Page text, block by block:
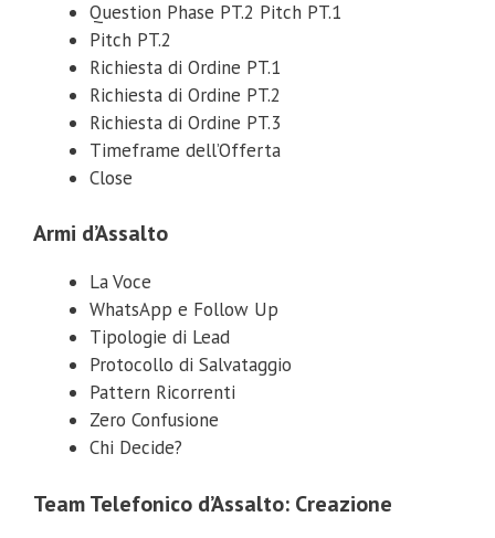
Question Phase PT.2 Pitch PT.1
Pitch PT.2
Richiesta di Ordine PT.1
Richiesta di Ordine PT.2
Richiesta di Ordine PT.3
Timeframe dell’Offerta
Close
Armi d’Assalto
La Voce
WhatsApp e Follow Up
Tipologie di Lead
Protocollo di Salvataggio
Pattern Ricorrenti
Zero Confusione
Chi Decide?
Team Telefonico d’Assalto: Creazione